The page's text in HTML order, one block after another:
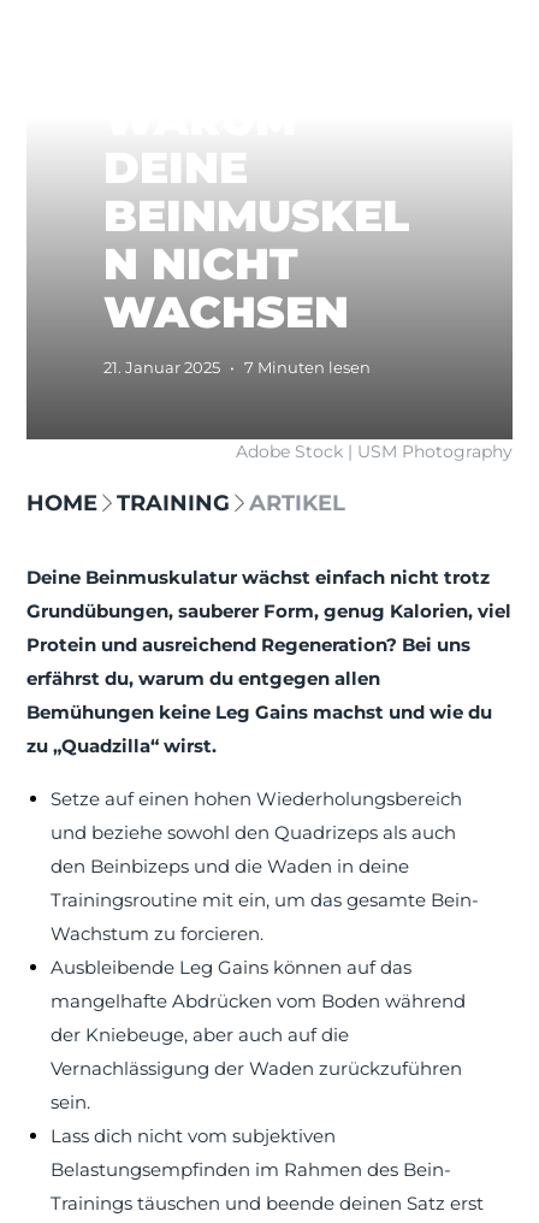
DEINE
BEINMUSKEL
N NICHT
WACHSEN
21. Januar 2025 • 7 Minuten lesen
Adobe Stock | USM Photography
HOME TRAINING ARTIKEL
Deine Beinmuskulatur wächst einfach nicht trotz
Grundübungen, sauberer Form, genug Kalorien, viel
Protein und ausreichend Regeneration? Bei uns
erfährst du, warum du entgegen allen
Bemühungen keine Leg Gains machst und wie du
zu „Quadzilla“ wirst.
Setze auf einen hohen Wiederholungsbereich
und beziehe sowohl den Quadrizeps als auch
den Beinbizeps und die Waden in deine
Trainingsroutine mit ein, um das gesamte Bein-
Wachstum zu forcieren.
Ausbleibende Leg Gains können auf das
mangelhafte Abdrücken vom Boden während
der Kniebeuge, aber auch auf die
Vernachlässigung der Waden zurückzuführen
sein.
Lass dich nicht vom subjektiven
Belastungsempfinden im Rahmen des Bein-
Trainings täuschen und beende deinen Satz erst